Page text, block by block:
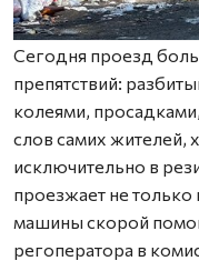
Сегодня проезд
препятствий:
колеями,
слов самих жителей,
исключительно в
проезжает не только
машины скорой
регоператора в